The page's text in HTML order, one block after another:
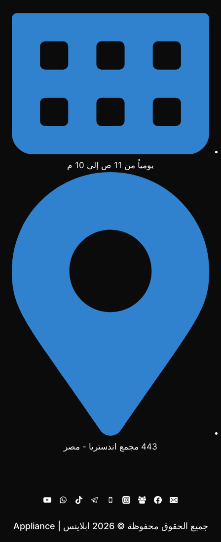
يومياً من 11 ص إلى 10 م
443 مجمع اندستريا - مصر
جميع الحقوق محفوظة © 2026 ابلاينس | Appliance